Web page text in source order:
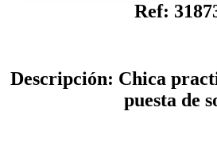
Ref:
Descripción: Chica
puesta de